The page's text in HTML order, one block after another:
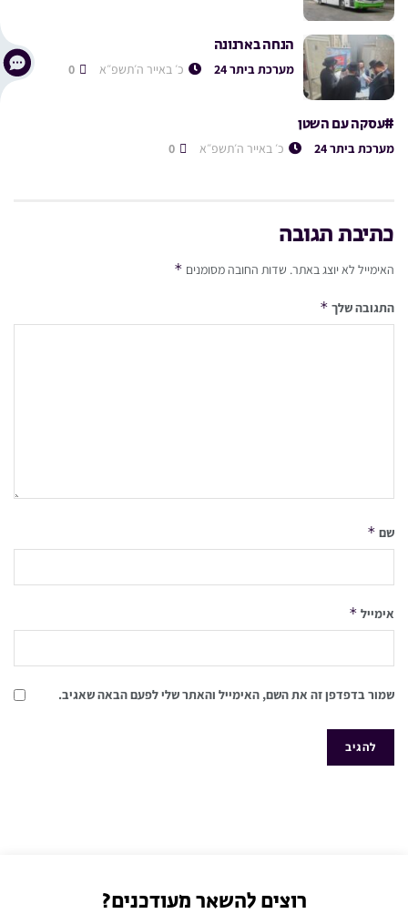
הנחה בארנונה
מערכת ביתר 24 כ׳ באייר ה׳תשפ״א
#עסקה עם השטן
מערכת ביתר 24 כ׳ באייר ה׳תשפ״א
כתיבת תגובה
האימייל לא יוצג באתר. שדות החובה מסומנים *
התגובה שלך *
שם *
אימייל *
שמור בדפדפן זה את השם, האימייל והאתר שלי לפעם הבאה שאגיב.
רוצים להשאר מעודכנים?